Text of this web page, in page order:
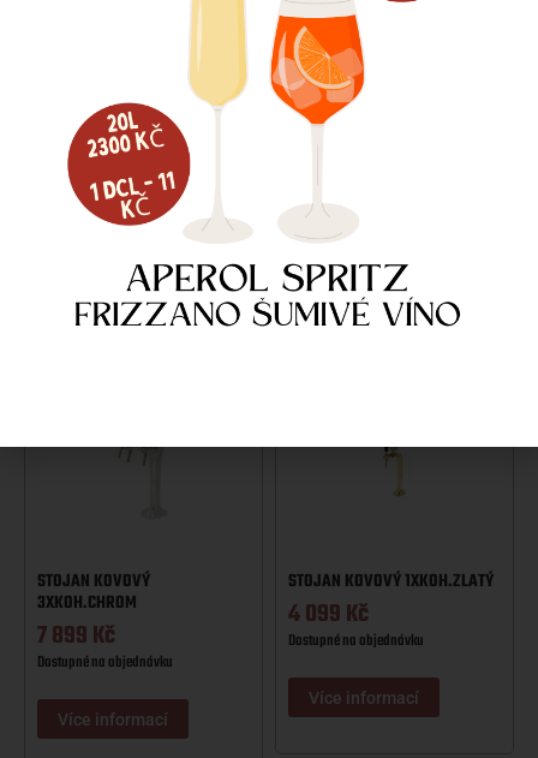
STOJAN LINDR T 3XKOH.
10 499Kč
Dostupné na objednávku
Více informací
7 649Kč
Dostupné na objednávku
Více informací
STOJAN KOVOVÝ
3XKOH.CHROM
7 899Kč
Dostupné na objednávku
Více informací
STOJAN KOVOVÝ 1XKOH.ZLATÝ
4 099Kč
Dostupné na objednávku
Více informací